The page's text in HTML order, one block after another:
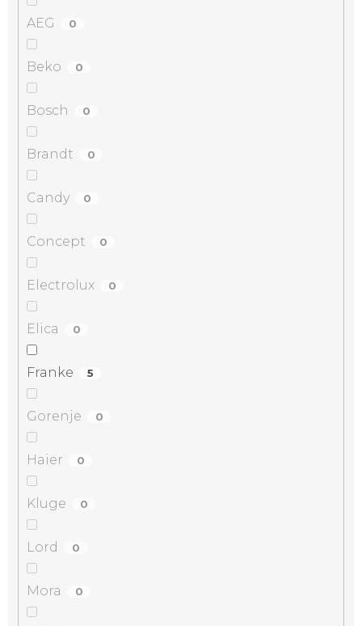
AEG 0
Beko 0
Bosch 0
Brandt 0
Candy 0
Concept 0
Electrolux 0
Elica 0
Franke 5
Gorenje 0
Haier 0
Kluge 0
Lord 0
Mora 0